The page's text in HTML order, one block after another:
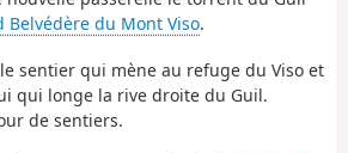
Belvédère du Mont Viso.
sentier qui mène au refuge du Viso et
qui longe la rive droite du Guil.
de sentiers.